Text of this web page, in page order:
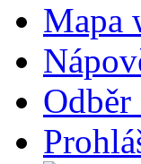
Mapa
Odběr